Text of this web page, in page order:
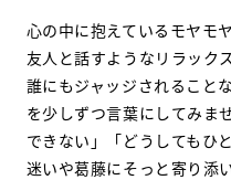
心の中に抱えているモヤモ
友人と話すようなリラック
誰にもジャッジされること
を少しずつ言葉にしてみま
できない」「どうしてもひ
迷いや葛藤にそっと寄り添